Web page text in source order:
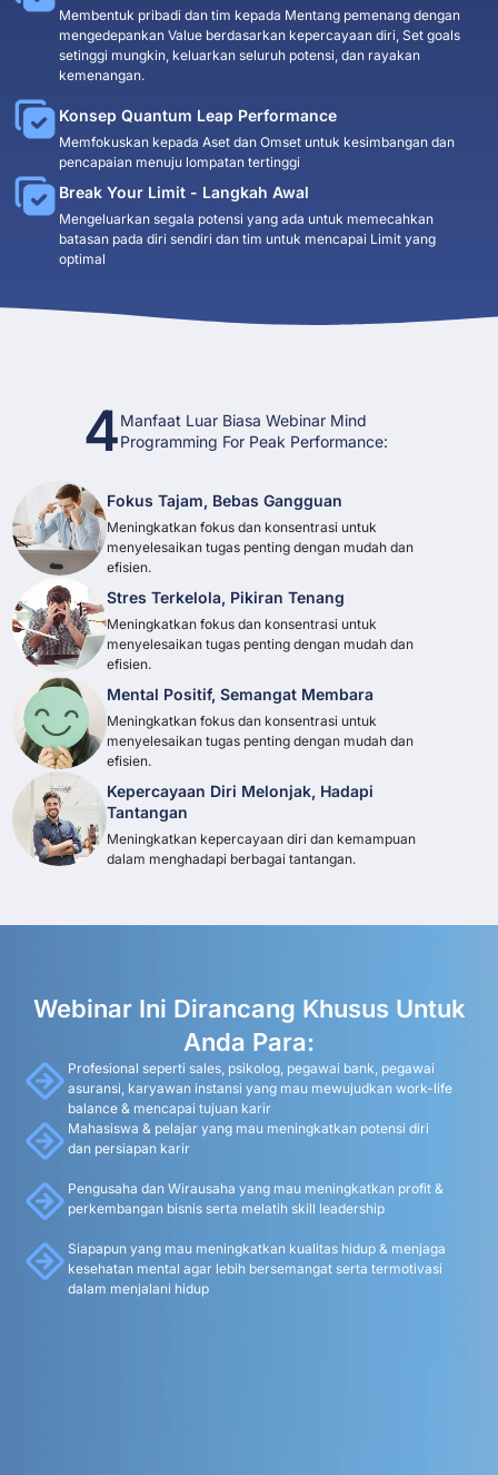
Membentuk pribadi dan tim kepada Mentang pemenang dengan
mengedepankan Value berdasarkan kepercayaan diri, Set goals
setinggi mungkin, keluarkan seluruh potensi, dan rayakan
kemenangan.
Konsep Quantum Leap Performance
Memfokuskan kepada Aset dan Omset untuk kesimbangan dan
pencapaian menuju lompatan tertinggi
Break Your Limit - Langkah Awal
Mengeluarkan segala potensi yang ada untuk memecahkan
batasan pada diri sendiri dan tim untuk mencapai Limit yang
optimal
4Manfaat Luar Biasa Webinar Mind
Programming For Peak Performance:
Fokus Tajam, Bebas Gangguan
Meningkatkan fokus dan konsentrasi untuk
menyelesaikan tugas penting dengan mudah dan
efisien.
Stres Terkelola, Pikiran Tenang
Meningkatkan fokus dan konsentrasi untuk
menyelesaikan tugas penting dengan mudah dan
efisien.
Mental Positif, Semangat Membara
Meningkatkan fokus dan konsentrasi untuk
menyelesaikan tugas penting dengan mudah dan
efisien.
Kepercayaan Diri Melonjak, Hadapi
Tantangan
Meningkatkan kepercayaan diri dan kemampuan
dalam menghadapi berbagai tantangan.
Webinar Ini Dirancang Khusus Untuk
Anda Para:
Profesional seperti sales, psikolog, pegawai bank, pegawai
asuransi, karyawan instansi yang mau mewujudkan work-life
balance & mencapai tujuan karir
Mahasiswa & pelajar yang mau meningkatkan potensi diri
dan persiapan karir
Pengusaha dan Wirausaha yang mau meningkatkan profit &
perkembangan bisnis serta melatih skill leadership
Siapapun yang mau meningkatkan kualitas hidup & menjaga
kesehatan mental agar lebih bersemangat serta termotivasi
dalam menjalani hidup